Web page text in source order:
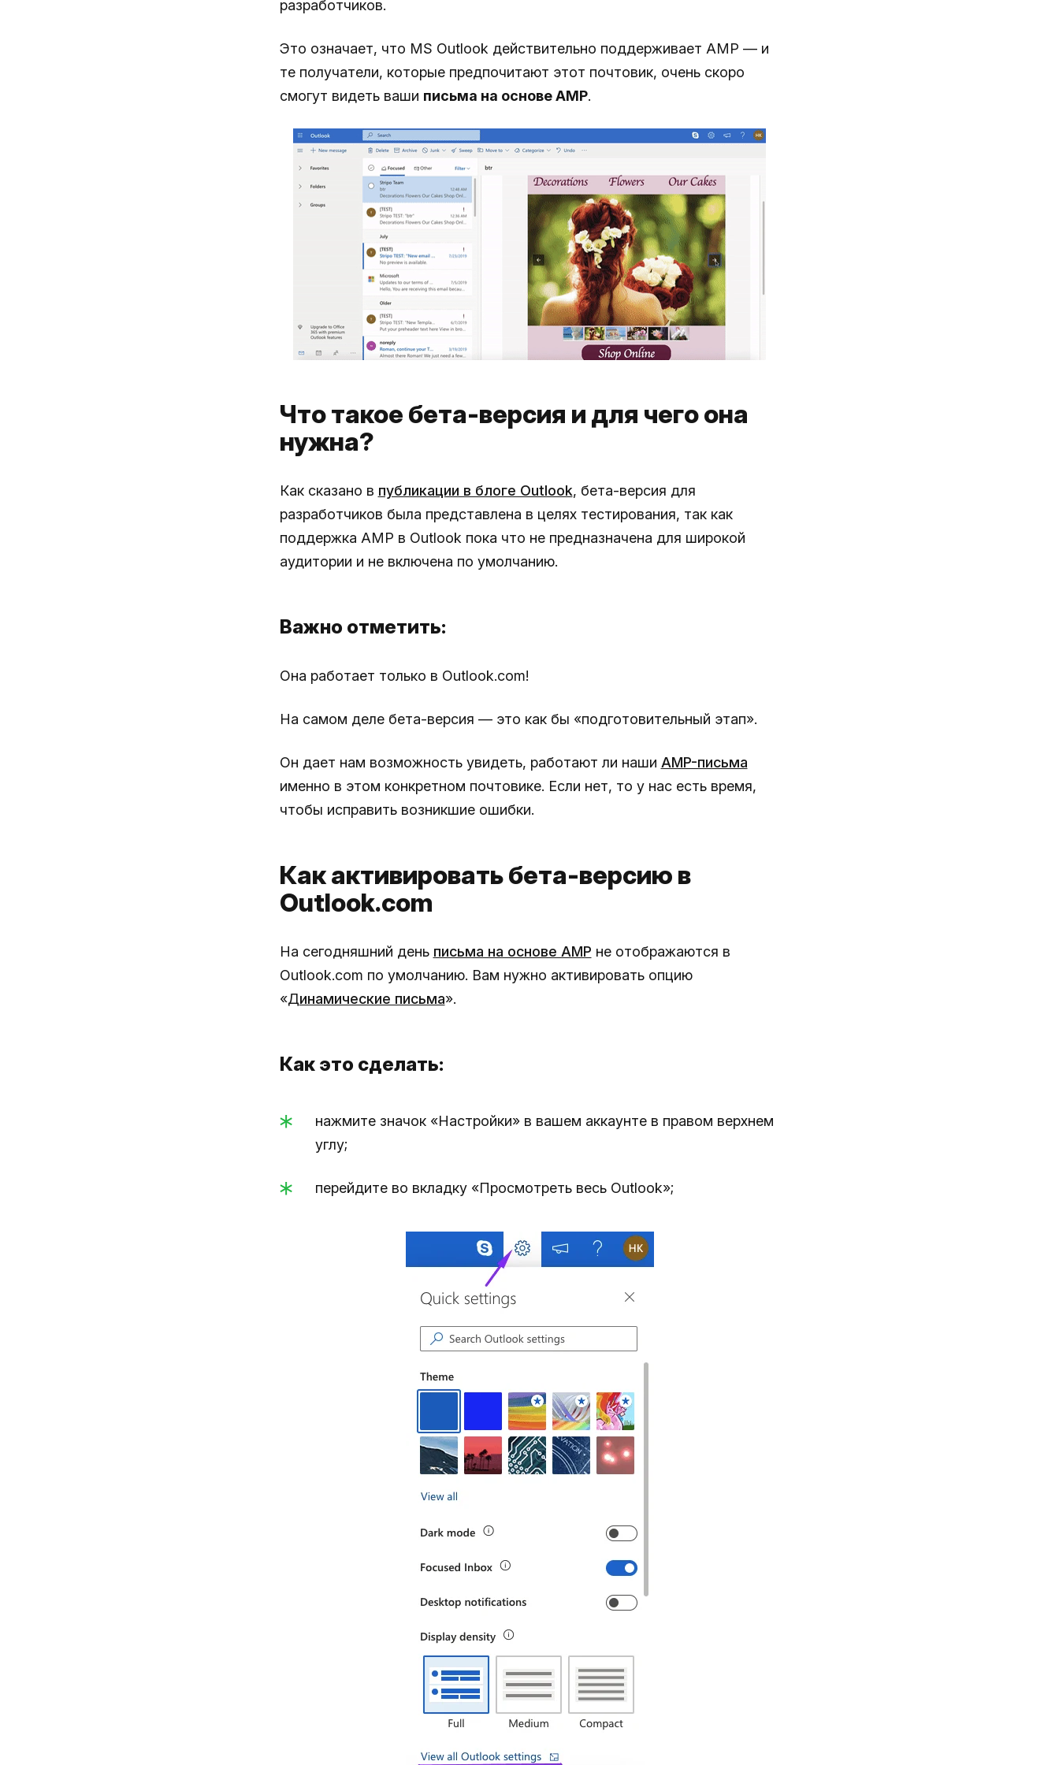
разработчиков.
Это означает, что MS Outlook действительно поддерживает AMP — и
те получатели, которые предпочитают этот почтовик, очень скоро
смогут видеть ваши письма на основе AMP.
Что такое бета-версия и для чего она
нужна?
Как сказано в публикации в блоге Outlook, бета-версия для
разработчиков была представлена в целях тестирования, так как
поддержка AMP в Outlook пока что не предназначена для широкой
аудитории и не включена по умолчанию.
Важно отметить:
Она работает только в Outlook.com!
На самом деле бета-версия — это как бы «подготовительный этап».
Он дает нам возможность увидеть, работают ли наши AMP-письма
именно в этом конкретном почтовике. Если нет, то у нас есть время,
чтобы исправить возникшие ошибки.
Как активировать бета-версию в
Outlook.com
На сегодняшний день письма на основе AMP не отображаются в
Outlook.com по умолчанию. Вам нужно активировать опцию
«Динамические письма».
Как это сделать:
нажмите значок «Настройки» в вашем аккаунте в правом верхнем
углу;
перейдите во вкладку «Просмотреть весь Outlook»;